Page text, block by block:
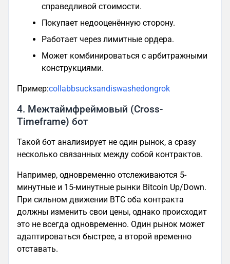
справедливой стоимости.
Покупает недооценённую сторону.
Работает через лимитные ордера.
Может комбинироваться с арбитражными
конструкциями.
Пример:collabbsucksandiswashedongrok
4. Межтаймфреймовый (Cross-
Timeframe) бот
Такой бот анализирует не один рынок, а сразу
несколько связанных между собой контрактов.
Например, одновременно отслеживаются 5-
минутные и 15-минутные рынки Bitcoin Up/Down.
При сильном движении BTC оба контракта
должны изменить свои цены, однако происходит
это не всегда одновременно. Один рынок может
адаптироваться быстрее, а второй временно
отставать.